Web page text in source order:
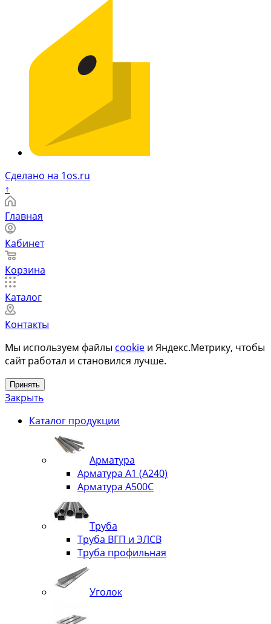
Сделано на 1os.ru
↑
Главная
Кабинет
Корзина
Каталог
Контакты
Мы используем файлы cookie и Яндекс.Метрику, чтобы
сайт работал и становился лучше.
Принять
Закрыть
Каталог продукции
Арматура
Арматура А1 (А240)
Арматура А500С
Труба
Труба ВГП и ЭЛСВ
Труба профильная
Уголок